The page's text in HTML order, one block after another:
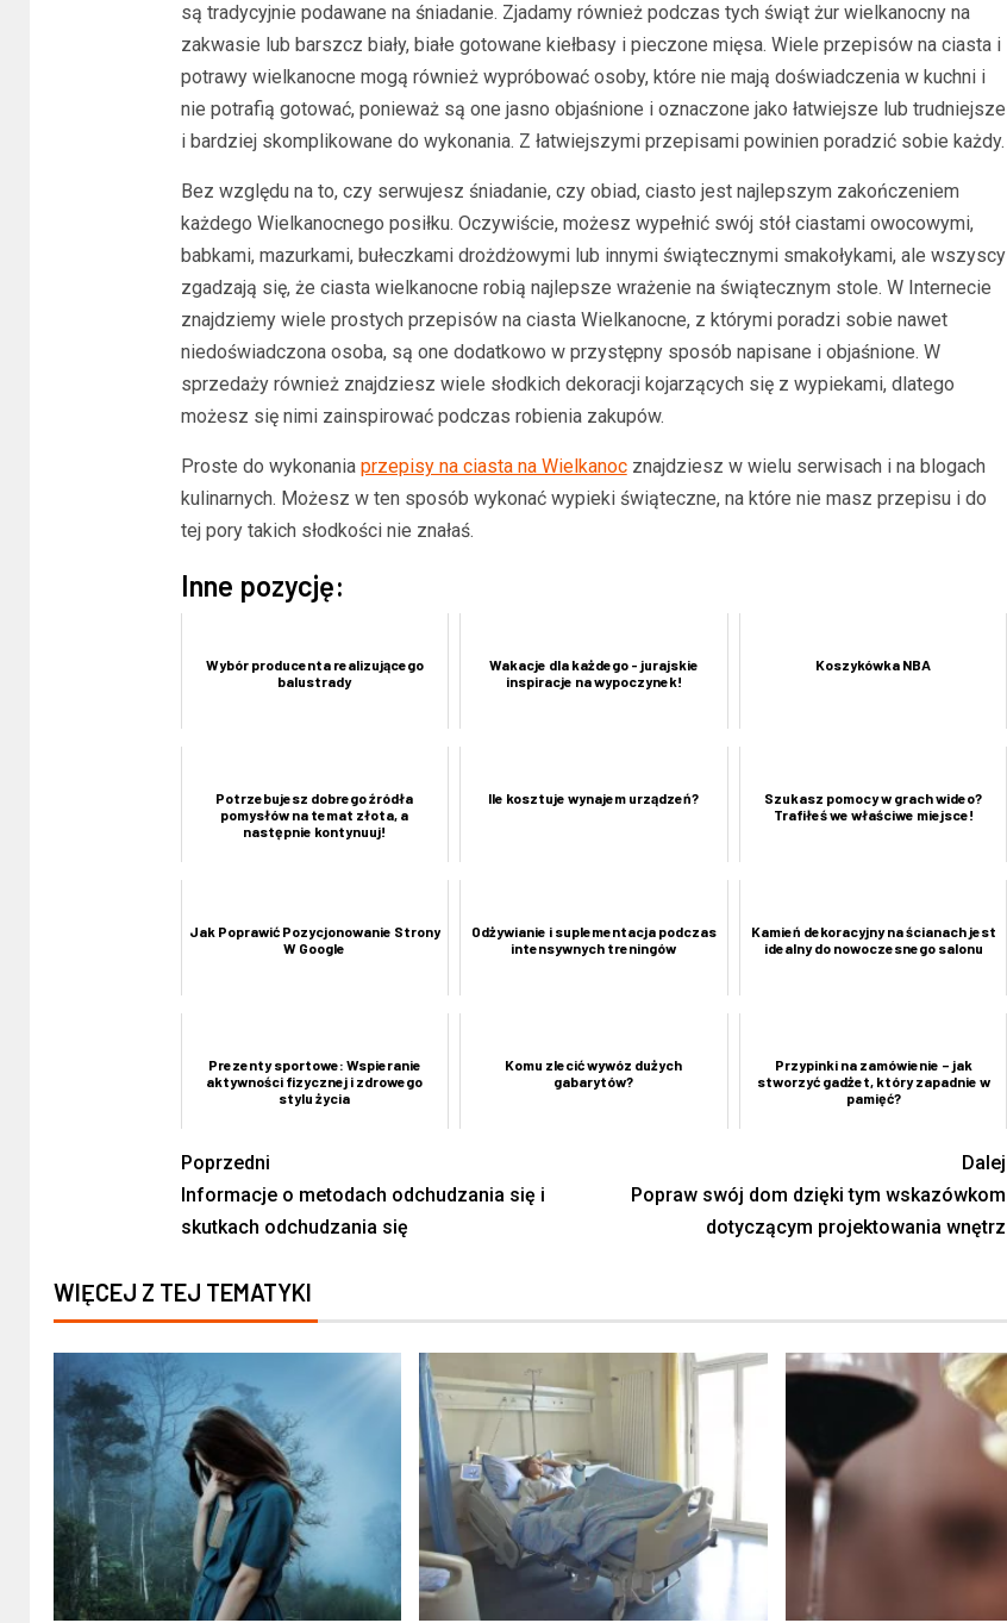
są tradycyjnie podawane na śniadanie. Zjadamy również podczas tych świąt żur wielkanocny na
zakwasie lub barszcz biały, białe gotowane kiełbasy i pieczone mięsa. Wiele przepisów na ciasta i
potrawy wielkanocne mogą również wypróbować osoby, które nie mają doświadczenia w kuchni i
nie potrafią gotować, ponieważ są one jasno objaśnione i oznaczone jako łatwiejsze lub trudniejsze
i bardziej skomplikowane do wykonania. Z łatwiejszymi przepisami powinien poradzić sobie każdy.
Bez względu na to, czy serwujesz śniadanie, czy obiad, ciasto jest najlepszym zakończeniem
każdego Wielkanocnego posiłku. Oczywiście, możesz wypełnić swój stół ciastami owocowymi,
babkami, mazurkami, bułeczkami drożdżowymi lub innymi świątecznymi smakołykami, ale wszyscy
zgadzają się, że ciasta wielkanocne robią najlepsze wrażenie na świątecznym stole. W Internecie
znajdziemy wiele prostych przepisów na ciasta Wielkanocne, z którymi poradzi sobie nawet
niedoświadczona osoba, są one dodatkowo w przystępny sposób napisane i objaśnione. W
sprzedaży również znajdziesz wiele słodkich dekoracji kojarzących się z wypiekami, dlatego
możesz się nimi zainspirować podczas robienia zakupów.
Proste do wykonania przepisy na ciasta na Wielkanocznajdziesz w wielu serwisach i na blogach
kulinarnych. Możesz w ten sposób wykonać wypieki świąteczne, na które nie masz przepisu i do
tej pory takich słodkości nie znałaś.
Inne pozycję:
Wybór producenta realizującego
balustrady
Wakacje dla każdego - jurajskie
inspiracje na wypoczynek!
Koszykówka NBA
Potrzebujesz dobrego źródła
pomysłów na temat złota, a
następnie kontynuuj!
Ile kosztuje wynajem urządzeń?
Szukasz pomocy w grach wideo?
Trafiłeś we właściwe miejsce!
Jak Poprawić Pozycjonowanie Strony
W Google
Odżywianie i suplementacja podczas
intensywnych treningów
Kamień dekoracyjny na ścianach jest
idealny do nowoczesnego salonu
Prezenty sportowe: Wspieranie
aktywności fizycznej i zdrowego
stylu życia
Komu zlecić wywóz dużych
gabarytów?
Przypinki na zamówienie – jak
stworzyć gadżet, który zapadnie w
pamięć?
Poprzedni
Informacje o metodach odchudzania się i
skutkach odchudzania się
Dalej
Popraw swój dom dzięki tym wskazówkom
dotyczącym projektowania wnętrz
WIĘCEJ Z TEJ TEMATYKI